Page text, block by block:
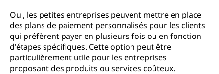
Oui, les petites entreprises peuvent mettre en place
des plans de paiement personnalisés pour les clients
qui préfèrent payer en plusieurs fois ou en fonction
d'étapes spécifiques. Cette option peut être
particulièrement utile pour les entreprises
proposant des produits ou services coûteux.